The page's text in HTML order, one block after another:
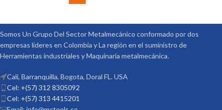
Somos Un Grupo Del Sector Metalmecánico conformado por dos
empresas lideres en Colombia y La región en el suministro de
Herramientas industriales y Maquinaria metalmecánica.
Cali, Barranquilla, Bogota, Doral FL. USA
Cel: +(57) 312 8305092
Cel: +(57) 313 4415201